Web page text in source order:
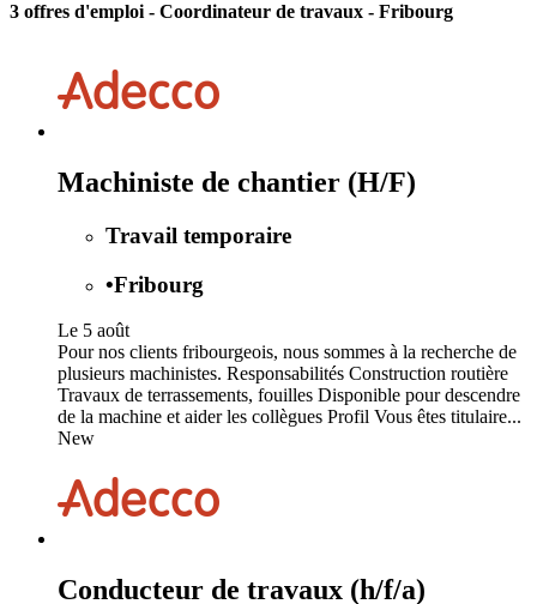
3 offres d'emploi - Coordinateur de travaux - Fribourg
Machiniste de chantier (H/F)
Travail temporaire
•Fribourg
Le 5 août
Pour nos clients fribourgeois, nous sommes à la recherche de
plusieurs machinistes. Responsabilités Construction routière
Travaux de terrassements, fouilles Disponible pour descendre
de la machine et aider les collègues Profil Vous êtes titulaire...
New
Conducteur de travaux (h/f/a)